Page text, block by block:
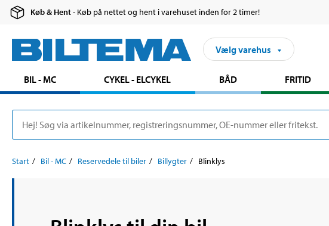
Køb & Hent- Køb på nettet og hent i varehuset inden for 2 timer!
Vælg varehus
BIL - MC CYKEL - ELCYKEL BÅD FRITID
Start Bil - MC Reservedele til biler Billygter Blinklys